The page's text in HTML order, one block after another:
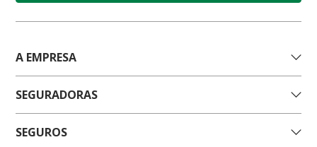
A EMPRESA
SEGURADORAS
SEGUROS